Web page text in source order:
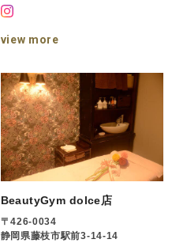
view more
BeautyGym dolce店
〒426-0034
静岡県藤枝市駅前3-14-14